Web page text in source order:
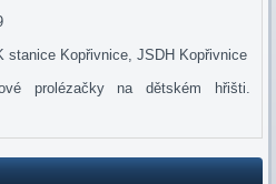
Kopřivnice, JSDH Kopřivnice
prolézačky na dětském hřišti.